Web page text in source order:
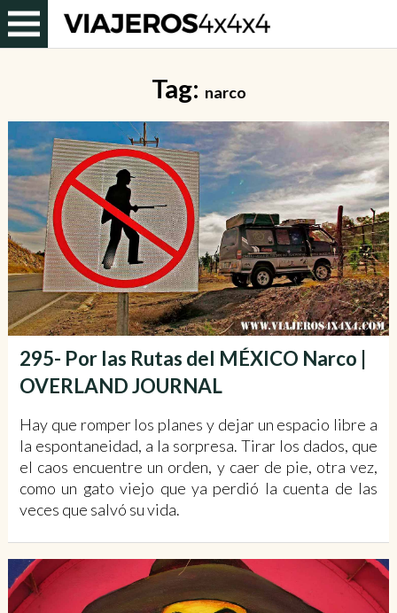
Tag: narco
295- Por las Rutas del MÉXICO Narco |
OVERLAND JOURNAL
Hay que romper los planes y dejar un espacio libre a
la espontaneidad, a la sorpresa. Tirar los dados, que
el caos encuentre un orden, y caer de pie, otra vez,
como un gato viejo que ya perdió la cuenta de las
veces que salvó su vida.